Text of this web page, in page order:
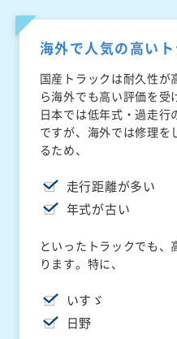
海外で人気の高いト
国産トラックは耐久性が
ら海外でも高い評価を受
日本では低年式・過走行
ですが、海外では修理を
るため、
走行距離が多い
年式が古い
といったトラックでも、
ります。特に、
いすゞ
日野